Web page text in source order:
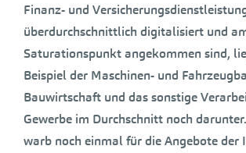
Finanz- und
überdurchschnittlich digitalisiert und
Saturationspunkt angekommen sind,
Beispiel der Maschinen- und
Bauwirtschaft und das sonstige
Gewerbe im Durchschnitt noch
warb noch einmal für die Angebote der